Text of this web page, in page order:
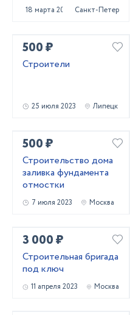
18 марта 2024 Санкт-Петербург
500 ₽
Строители
25 июля 2023 Липецк
500 ₽
Строительство дома
заливка фундамента
отмостки
7 июля 2023 Москва
3 000 ₽
Строительная бригада
под ключ
11 апреля 2023 Москва